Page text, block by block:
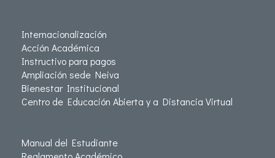
Internacionalización
Acción Académica
Instructivo para pagos
Ampliación sede Neiva
Bienestar Institucional
Centro de Educación Abierta y a Distancia Virtual
Manual del Estudiante